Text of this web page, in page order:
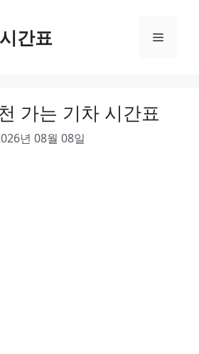
간표 Menu
가는 기차 시간표
년 08월 08일